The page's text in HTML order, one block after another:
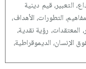
التعبير، قيم دينية
التطورات، الأهداف،
المعتقدات، رؤية نقدية،
الإنسان، الديموقراطية،